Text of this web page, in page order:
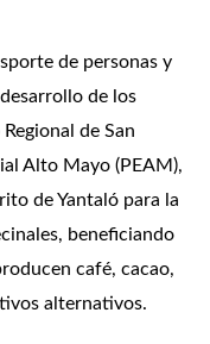
de personas y
de los
de San
Alto Mayo (PEAM),
de Yantaló para la
beneficiando
café, cacao,
alternativos.